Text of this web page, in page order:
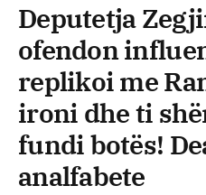
Deputetja
ofendon
replikoi me
ironi dhe ti
fundi botës!
analfabete